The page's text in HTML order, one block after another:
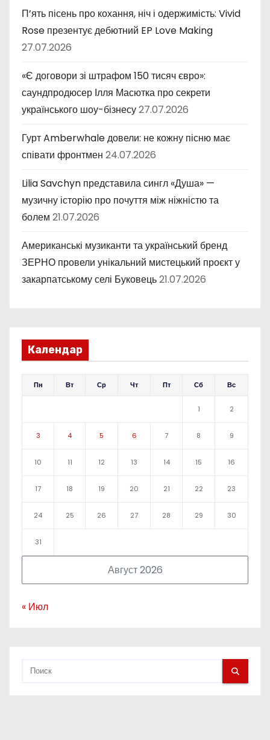
П’ять пісень про кохання, ніч і одержимість: Vivid
Rose презентує дебютний EP Love Making
27.07.2026
«Є договори зі штрафом 150 тисяч євро»:
саундпродюсер Ілля Масютка про секрети
українського шоу-бізнесу27.07.2026
Гурт Amberwhale довели: не кожну пісню має
співати фронтмен 24.07.2026
Lilia Savchyn представила сингл «Душа» —
музичну історію про почуття між ніжністю та
болем 21.07.2026
Американські музиканти та український бренд
ЗЕРНО провели унікальний мистецький проєкт у
закарпатському селі Буковець21.07.2026
Календар
Август 2026
Пн Вт Ср Чт Пт Сб Вс
1 2
3 4 5 6 7 8 9
10 11 12 13 14 15 16
17 18 19 20 21 22 23
24 25 26 27 28 29 30
31
« Июл